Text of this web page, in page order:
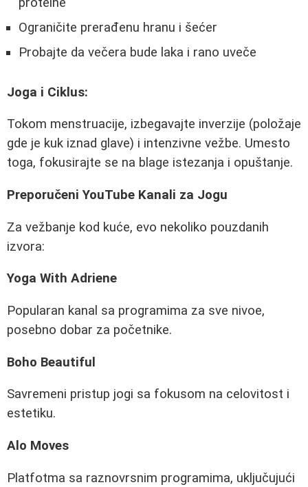
Ograničite prerađenu hranu i šećer
Probajte da večera bude laka i rano uveče
Joga i Ciklus:
Tokom menstruacije, izbegavajte inverzije (položaje
gde je kuk iznad glave) i intenzivne vežbe. Umesto
toga, fokusirajte se na blage istezanja i opuštanje.
Preporučeni YouTube Kanali za Jogu
Za vežbanje kod kuće, evo nekoliko pouzdanih
izvora:
Yoga With Adriene
Popularan kanal sa programima za sve nivoe,
posebno dobar za početnike.
Boho Beautiful
Savremeni pristup jogi sa fokusom na celovitost i
estetiku.
Alo Moves
Platfotma sa raznovrsnim programima, uključujući